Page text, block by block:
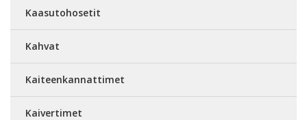
Kaasutohosetit
Kahvat
Kaiteenkannattimet
Kaivertimet